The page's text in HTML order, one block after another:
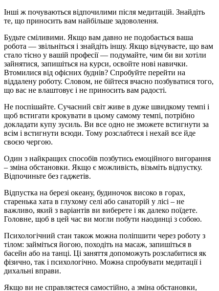
Інші ж почуваються відпочилими після медитацій. Знайдіть
те, що приносить вам найбільше задоволення.
Будьте сміливими. Якщо вам давно не подобається ваша
робота — звільніться і знайдіть іншу. Якщо відчуваєте, що вам
стало тісно у вашій професії — подумайте, чим би ви хотіли
зайнятися, запишіться на курси, освойте нові навички.
Втомилися від офісних буднів? Спробуйте перейти на
віддалену роботу. Словом, не бійтеся вчасно позбуватися того,
що вас не влаштовує і не приносить вам радості.
Не поспішайте. Сучасний світ живе в дуже швидкому темпі і
щоб встигати крокувати в цьому самому темпі, потрібно
докладати купу зусиль. Ви все одно не зможете встигнути за
всім і встигнути всюди. Тому розслабтеся і нехай все йде
своєю чергою.
Один з найкращих способів позбутись емоційного вигорання
– зміна обстановки. Якщо є можливість, візьміть відпустку.
Відпочиньте без гаджетів.
Відпустка на березі океану, будиночок високо в горах,
старенька хата в глухому селі або санаторій у лісі – не
важливо, який з варіантів ви виберете і як далеко поїдете.
Головне, щоб в цей час ви могли побути наодинці з собою.
Психологічний стан також можна поліпшити через роботу з
тілом: займіться йогою, походіть на масаж, запишіться в
басейн або на танці. Ці заняття допоможуть розслабитися як
фізично, так і психологічно. Можна спробувати медитації і
дихальні вправи.
Якщо ви не справляєтеся самостійно, а зміна обстановки,